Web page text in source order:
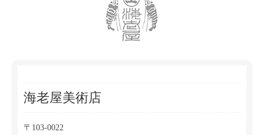
海老屋美術店
〒103-0022